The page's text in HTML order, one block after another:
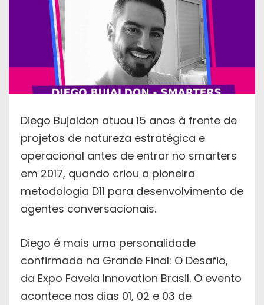
Diego Bujaldon atuou 15 anos à frente de
projetos de natureza estratégica e
operacional antes de entrar no smarters
em 2017, quando criou a pioneira
metodologia D11 para desenvolvimento de
agentes conversacionais.
Diego é mais uma personalidade
confirmada na Grande Final: O Desafio,
da Expo Favela Innovation Brasil. O evento
acontece nos dias 01, 02 e 03 de